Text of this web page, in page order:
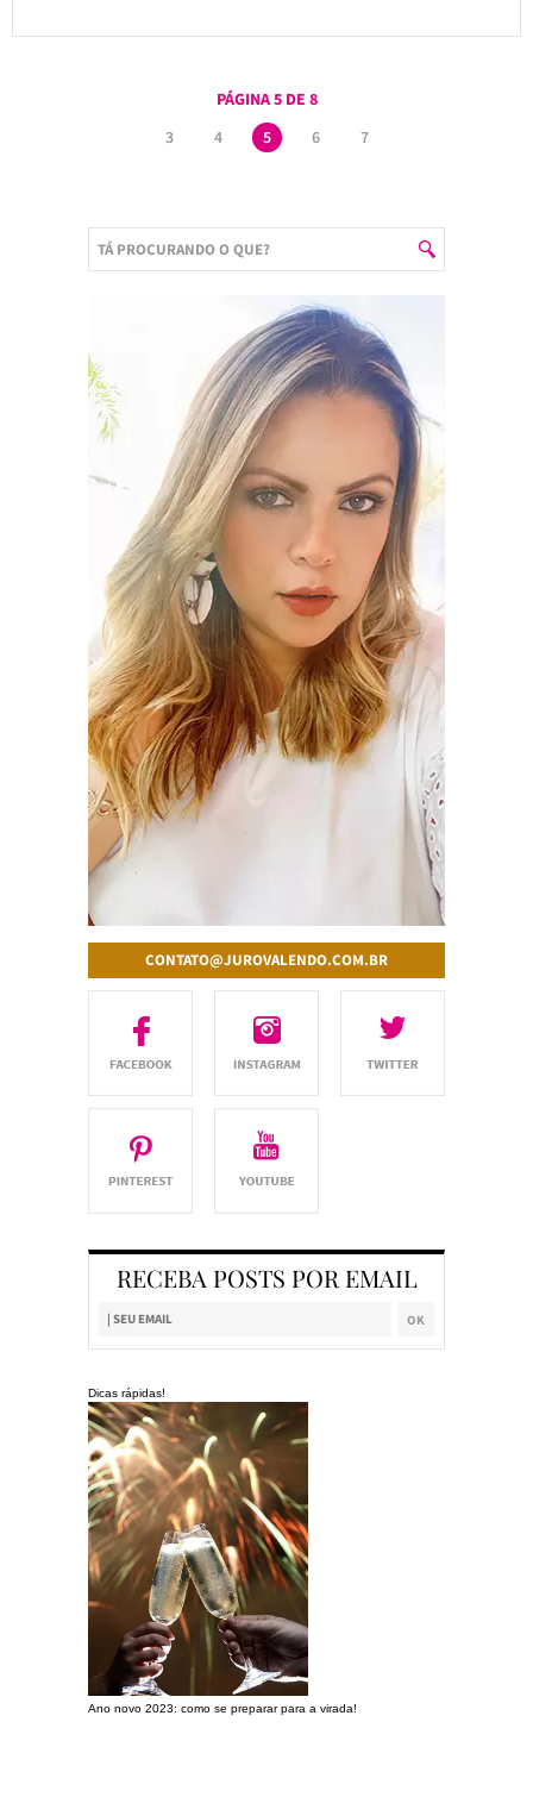
PÁGINA 5 DE 8
3
4 5 6 7
CONTATO@JUROVALENDO.COM.BR
RECEBA POSTS POR EMAIL
Dicas rápidas!
Ano novo 2023: como se preparar para a virada!